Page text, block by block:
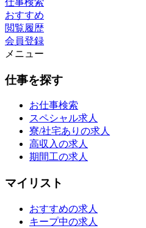
仕事検索
おすすめ
閲覧履歴
会員登録
メニュー
仕事を探す
お仕事検索
スペシャル求人
寮/社宅ありの求人
高収入の求人
期間工の求人
マイリスト
おすすめの求人
キープ中の求人